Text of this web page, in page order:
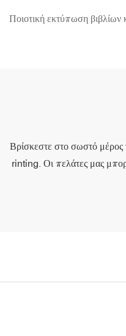
Ποιοτική εκτύπωση βιβλίων
Βρίσκεστε στο σωστό μέρος
rinting. Οι πελάτες μας